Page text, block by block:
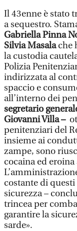
Il 43enne è stato
a sequestro.
Gabriella Pinna
Silvia Masalache
la custodia
Polizia
indirizzata al
spaccio e
all’interno dei
segretario
Giovanni Villa –
penitenziari del
insieme ai
zampe, sono
cocaina ed
costante di
sicurezza –
trincea per
garantire la
sarde».